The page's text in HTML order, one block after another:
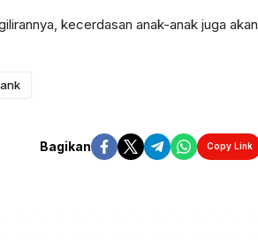
kecerdasan anak-anak juga akan
Bagikan Copy Link